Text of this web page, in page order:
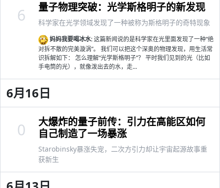
量子物理突破：光学斯格明子的新发现
科学家在光学领域发现了一种被称为斯格明子的奇特现象
妈妈我要喝冰水:这篇新闻说的是科学家在光里面发现了一种“绝
对拆不散的完美漩涡”。 我们可以把这个深奥的物理发现，用生活常
识拆解如下： 怎么理解“光学斯格明子”？ 平时我们见到的光（比如
手电筒的光），就像泼出去的水，走...
6
6月16日
大爆炸的量子前传：引力在高能区如何
自己制造了一场暴涨
Starobinsky暴涨失宠，二次方引力却让宇宙起源故事重
获新生
0